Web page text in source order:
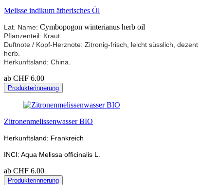
Melisse indikum ätherisches Öl
Lat. Name: Cymbopogon winterianus herb oil
Pflanzenteil: Kraut.
Duftnote / Kopf-Herznote: Zitronig-frisch, leicht süsslich, dezent
herb.
Herkunftsland: China.
ab CHF 6.00
Produkterinnerung
Zitronenmelissenwasser BIO
Herkunftsland: Frankreich
INCI: Aqua Melissa officinalis L.
ab CHF 6.00
Produkterinnerung